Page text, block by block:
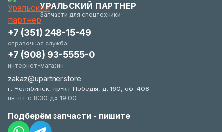
УРАЛЬСКИЙ ПАРТНЕР
Запчасти для спецтехники
+7 (351) 248-15-49
справочная служба
+7 (908) 93-5555-0
интернет-магазин
zakaz@upartner.store
г. Челябинск, пр-кт Победы, д. 160, оф. 408
пн–пт с 8:30 до 19:00
Подберём запчасти - пишите